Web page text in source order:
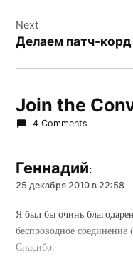
Next
Делаем патч-
Join the
4 Comments
Геннадий:
25 декабря 2010 в 22:58
Я был бы очинь
беспроводное
Спасибо.